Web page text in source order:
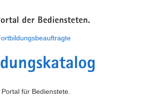
der Bediensteten.
für Bedienstete.